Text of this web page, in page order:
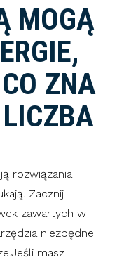
MOGĄ
ZNA
rozwiązania
Zacznij
zawartych w
niezbędne
masz